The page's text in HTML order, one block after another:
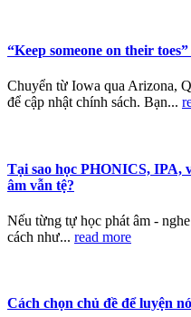
“Keep someone on their
Chuyển từ Iowa qua Arizona,
để cập nhật chính sách. Bạn...
Tại sao học PHONICS,
âm vẫn tệ?
Nếu từng tự học phát âm -
cách như... read more
Cách chọn chủ đề để luyện